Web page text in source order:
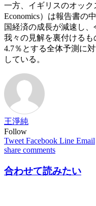
一方、イギリスのオッ
Economics）は報告書の
国経済の成長が減速し
我々の見解を裏付けるも
4.7％とする全体予測に
している。
王淨純
Follow
Tweet Facebook Line Email
share comments
合わせて読みたい